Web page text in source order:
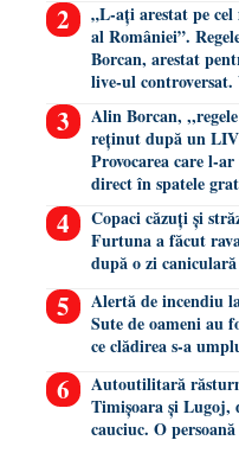
„L-ați arestat pe
al României”.
Borcan, arestat
live-ul
Alin Borcan,
reținut după un
Provocarea care l-
direct în spatele
Copaci căzuți și
Furtuna a făcut
după o zi caniculară
Alertă de incendiu
Sute de oameni au
ce clădirea s-a
Autoutilitară
Timișoara și Lugoj,
cauciuc. O